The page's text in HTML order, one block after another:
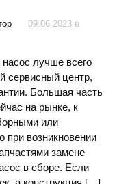
09.06.2023 в
лучше всего
сервисный центр,
Большая часть
на рынке, к
или
при возникновении
замене
в сборе. Если